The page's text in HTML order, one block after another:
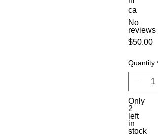
ca
No
reviews
$50.00
Quantity *
Only
2
left
in
stock